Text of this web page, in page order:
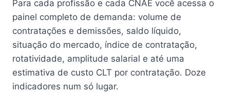
Para cada profissão e cada CNAE você acessa o
painel completo de demanda: volume de
contratações e demissões, saldo líquido,
situação do mercado, índice de contratação,
rotatividade, amplitude salarial e até uma
estimativa de custo CLT por contratação. Doze
indicadores num só lugar.